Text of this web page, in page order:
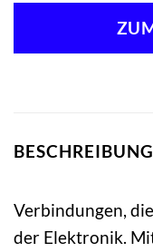
BESCHREIBUNG
Verbindungen,
der Elektronik.